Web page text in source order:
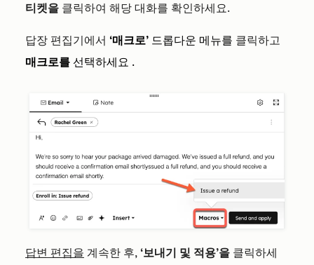
티켓을 클릭하여 해당 대화를 확인하세요.
답장 편집기에서 ‘매크로’ 드롭다운 메뉴를 클릭하고
매크로를 선택하세요 .
답변 편집을 계속한 후, ‘보내기 및 적용’을 클릭하세